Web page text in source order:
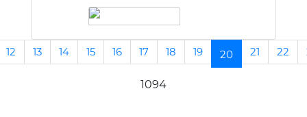
12 13 14 15 16 17 18 19 20(current)
21 22
1094